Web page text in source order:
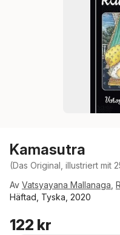
Kamasutra
(Das Original, illustriert mit
Av Vatsyayana Mallanaga
Häftad, Tyska, 2020
122 kr